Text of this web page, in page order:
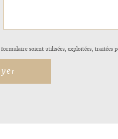
soient utilisées, exploitées, traitées